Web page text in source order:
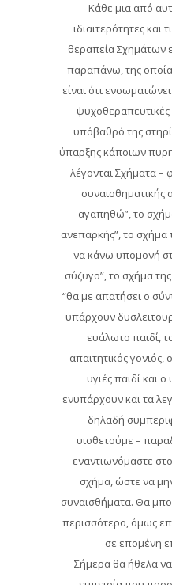
Κάθε μια από
ιδιαιτερότητες και
θεραπεία Σχημάτων
παραπάνω, της
είναι ότι
υπόβαθρό της
ύπαρξης κάποιων
λέγονται Σχήματα –
συναισθηματικής
αγαπηθώ”, το
ανεπαρκής”, το σχήμα
να κάνω υπομονή
σύζυγο”, το σχήμα
“θα με απατήσει ο
υπάρχουν
ευάλωτο παιδί,
απαιτητικός γονιός,
υγιές παιδί και
ενυπάρχουν και τα
δηλαδή
υιοθετούμε –
εναντιωνόμαστε
σχήμα, ώστε να
συναισθήματα. Θα
περισσότερο, όμως
σε επομένη
Σήμερα θα ήθελα